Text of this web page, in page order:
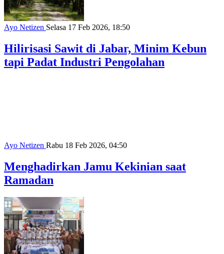
Ayo Netizen Selasa 17 Feb 2026, 18:50
Hilirisasi Sawit di Jabar, Minim Kebun
tapi Padat Industri Pengolahan
Ayo Netizen Rabu 18 Feb 2026, 04:50
Menghadirkan Jamu Kekinian saat
Ramadan